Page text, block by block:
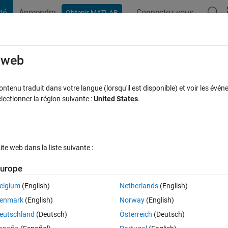
Apprendre Obtenir MATLAB Connectez-vous
Here is the program i am
which is a function of a,b,c which
(30 jours)
Ouvrir dans MATLAB Online
traduit dans votre langue (lorsqu'il est disponible) et voir les
la région suivante :United States.
web dans la liste suivante :
(English)
(English)
(Deutsch)
Netherlands(English)
Norway(English)
Österreich (Deutsch)